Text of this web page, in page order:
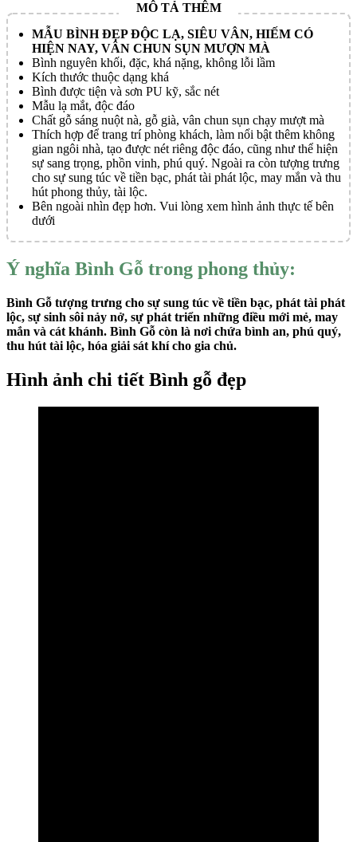
MẪU BÌNH ĐẸP ĐỘC LẠ, SIÊU VÂN, HIẾM CÓ
HIỆN NAY, VÂN CHUN SỤN MƯỢN MÀ
Bình nguyên khối, đặc, khá nặng, không lỗi lầm
Kích thước thuộc dạng khá
Bình được tiện và sơn PU kỹ, sắc nét
Mẫu lạ mắt, độc đáo
Chất gỗ sáng nuột nà, gỗ già, vân chun sụn chạy mượt mà
Thích hợp để trang trí phòng khách, làm nổi bật thêm không
gian ngôi nhà, tạo được nét riêng độc đáo, cũng như thể hiện
sự sang trọng, phồn vinh, phú quý. Ngoài ra còn tượng trưng
cho sự sung túc về tiền bạc, phát tài phát lộc, may mắn và thu
hút phong thủy, tài lộc.
Bên ngoài nhìn đẹp hơn. Vui lòng xem hình ảnh thực tế bên
dưới
Ý nghĩa Bình Gỗ trong phong thủy:
Bình Gỗ tượng trưng cho sự sung túc về tiền bạc, phát tài phát
lộc, sự sinh sôi nảy nở, sự phát triển những điều mới mẻ, may
mắn và cát khánh. Bình Gỗ còn là nơi chứa bình an, phú quý,
thu hút tài lộc, hóa giải sát khí cho gia chủ.
Hình ảnh chi tiết Bình gỗ đẹp